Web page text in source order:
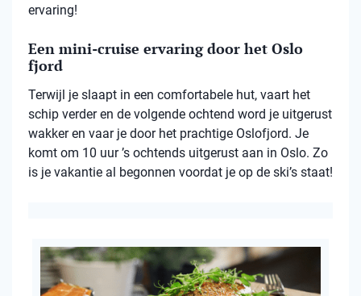
ervaring!
Een mini-cruise ervaring door het Oslo
fjord
Terwijl je slaapt in een comfortabele hut, vaart het
schip verder en de volgende ochtend word je uitgerust
wakker en vaar je door het prachtige Oslofjord. Je
komt om 10 uur ’s ochtends uitgerust aan in Oslo. Zo
is je vakantie al begonnen voordat je op de ski’s staat!